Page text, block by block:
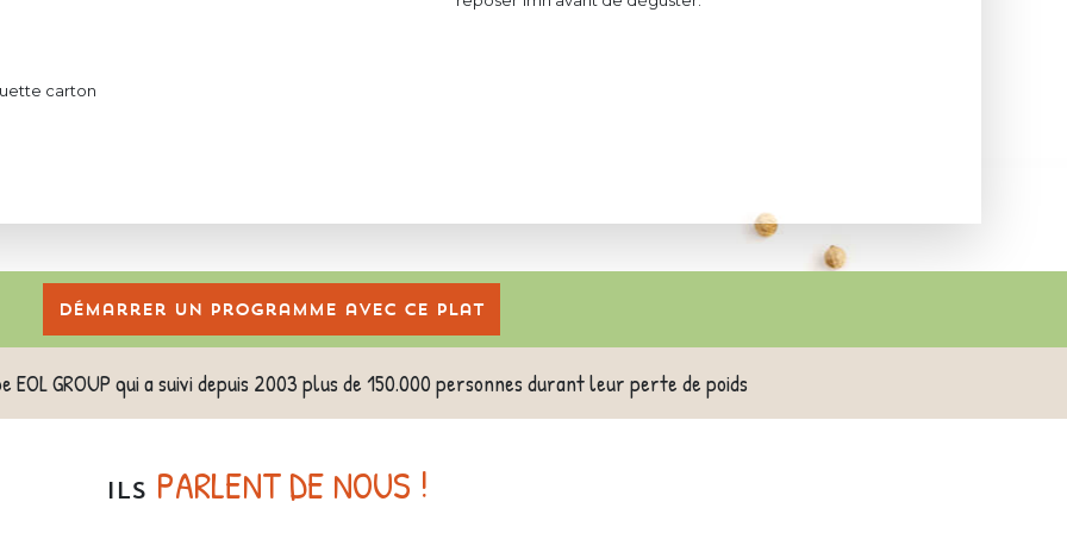
carton
Démarrer un programme avec ce plat
GROUP qui a suivi depuis 2003 plus de 150.000 personnes durant leur perte de poids
ILS PARLENT DE NOUS !